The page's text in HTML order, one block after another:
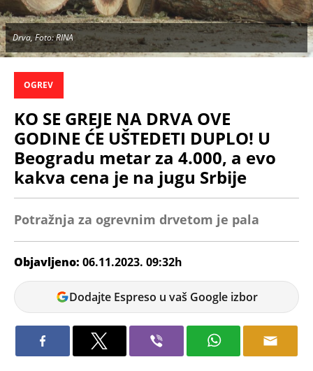
Drva, Foto: RINA
OGREV
KO SE GREJE NA DRVA OVE
GODINE ĆE UŠTEDETI DUPLO! U
Beogradu metar za 4.000, a evo
kakva cena je na jugu Srbije
Potražnja za ogrevnim drvetom je pala
Objavljeno: 06.11.2023. 09:32h
Dijana
Spasov
Dodajte Espreso u vaš Google izbor